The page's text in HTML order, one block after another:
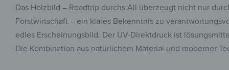
Das Holzbild – Roadtrip durchs All überzeugt nicht nur
Forstwirtschaft – ein klares Bekenntnis zu
edles Erscheinungsbild. Der UV-Direktdruck ist
Die Kombination aus natürlichem Material und moderner